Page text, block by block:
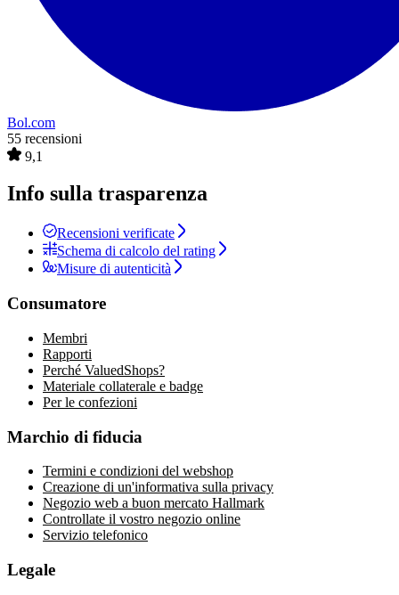
Bol.com
55 recensioni
9,1
Info sulla trasparenza
Recensioni verificate
Schema di calcolo del rating
Misure di autenticità
Consumatore
Membri
Rapporti
Perché ValuedShops?
Materiale collaterale e badge
Per le confezioni
Marchio di fiducia
Termini e condizioni del webshop
Creazione di un'informativa sulla privacy
Negozio web a buon mercato Hallmark
Controllate il vostro negozio online
Servizio telefonico
Legale